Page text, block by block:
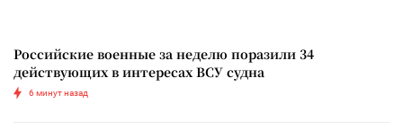
Российские военные за неделю поразили 34
действующих в интересах ВСУ судна
6 минут назад